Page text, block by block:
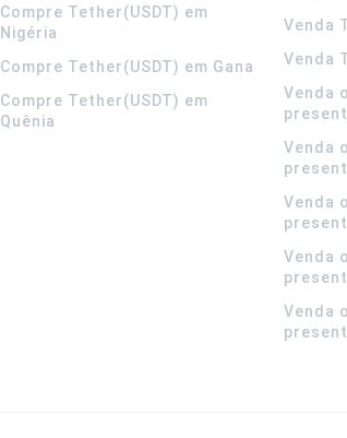
Compre Tether(USDT) em
Nigéria
Compre Tether(USDT) em Gana
Compre Tether(USDT) em
Quênia
Venda
Venda
Venda
Venda
Venda
Venda
Venda